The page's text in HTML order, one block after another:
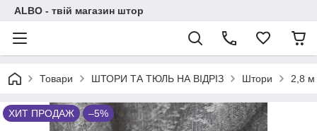
ALBO - твій магазин штор
Товари ШТОРИ ТА ТЮЛЬ НА ВІДРІЗ Штори 2,8 м
ХИТ ПРОДАЖ –5%